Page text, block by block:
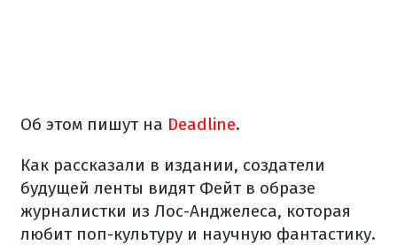
Об этом пишут на Deadline.
Как рассказали в издании, создатели
будущей ленты видят Фейт в образе
журналистки из Лос-Анджелеса, которая
любит поп-культуру и научную фантастику.